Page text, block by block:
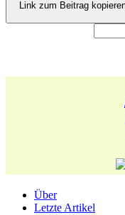
Link zum Beitrag
Über
Letzte Artikel